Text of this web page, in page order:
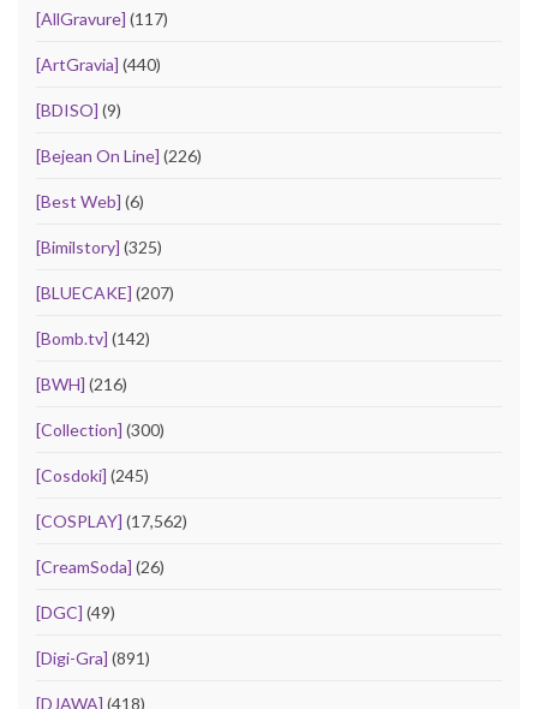
[AllGravure] (117)
[ArtGravia] (440)
[BDISO] (9)
[Bejean On Line] (226)
[Best Web] (6)
[Bimilstory] (325)
[BLUECAKE] (207)
[Bomb.tv] (142)
[BWH] (216)
[Collection] (300)
[Cosdoki] (245)
[COSPLAY] (17,562)
[CreamSoda] (26)
[DGC] (49)
[Digi-Gra] (891)
[DJAWA] (418)